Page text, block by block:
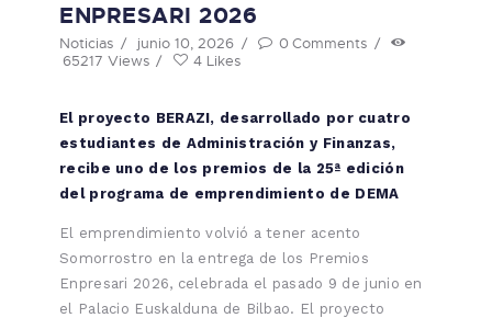
ENPRESARI 2026
Noticias junio 10, 2026 0 Comments
65217 Views 4 Likes
El proyecto BERAZI, desarrollado por cuatro
estudiantes de Administración y Finanzas,
recibe uno de los premios de la 25ª edición
del programa de emprendimiento de DEMA
El emprendimiento volvió a tener acento
Somorrostro en la entrega de los Premios
Enpresari 2026, celebrada el pasado 9 de junio en
el Palacio Euskalduna de Bilbao. El proyecto